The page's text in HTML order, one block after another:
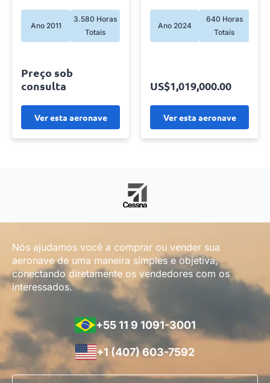
Ano 2011
3.580 Horas
Totais
Ver esta aeronave
Preço sob
consulta
Ano 2024
640 Horas
Totais
Ver esta aeronave
US$1,019,000.00
Nós ajudamos você a comprar ou vender sua
aeronave de uma maneira simples e objetiva,
conectando diretamente os vendedores com os
interessados.
+55 11 9 1091-3001
+1 (407) 603-7592